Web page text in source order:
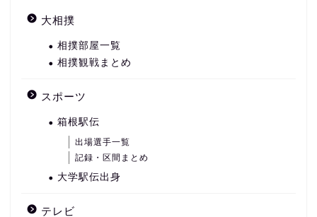
大相撲
相撲部屋一覧
相撲観戦まとめ
スポーツ
箱根駅伝
出場選手一覧
記録・区間まとめ
大学駅伝出身
テレビ